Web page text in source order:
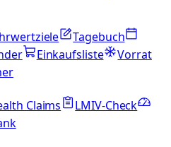
Tagebuch
Einkaufsliste
Vorrat
Claims
LMIV-Check